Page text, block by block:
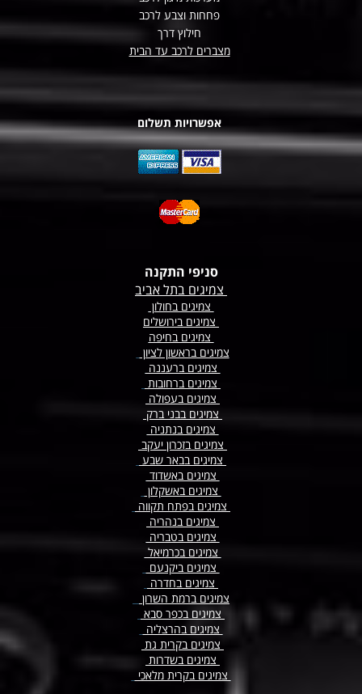
פחחות וצבע לרכב
חילוץ דרך
מצברים לרכב עד הבית
אפשרויות תשלום
סניפי התקנה
צמיגים בתל אביב
צמיגים בחולון
צמיגים בירושלים
צמיגים בחיפה
צמיגים בראשון לציון
צמיגים ברעננה
צמיגים ברחובות
צמיגים בעפולה
צמיגים בבני ברק
צמיגים בנתניה
צמיגים בזכרון יעקב
צמיגים בבאר שבע
צמיגים באשדוד
צמיגים באשקלון
צמיגים בפתח תקווה
צמיגים בנהריה
צמיגים בטבריה
צמיגים בכרמיאל
צמיגים ביקנעם
צמיגים בחדרה
צמיגים ברמת השרון
צמיגים בכפר סבא
צמיגים בהרצליה
צמיגים בקרית גת
צמיגים בשדרות
צמיגים בקרית מלאכי